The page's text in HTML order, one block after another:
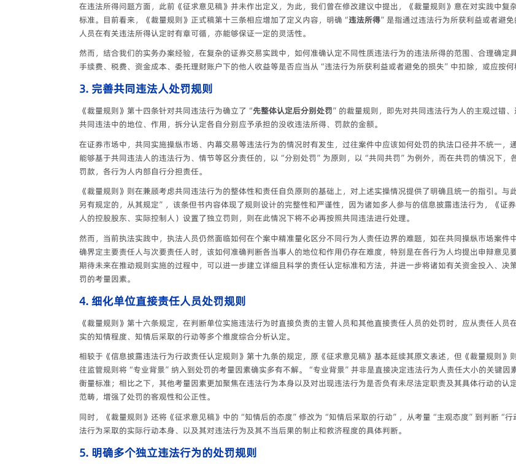
在违法所得问题方面，此前《征求意见稿》并未作出定义，为此，我们曾在修改建议中提出，《裁量规则》意在对实践中
标准。目前看来，《裁量规则》正式稿第十三条相应增加了定义内容，明确“违法所得”是指通过违法行为所获利益或者避
人员在有关违法所得认定时有章可循，亦能够保证一定的灵活性。
然而，结合我们的实务办案经验，在复杂的证券交易实践中，如何准确认定不同性质违法行为的违法所得的范围、合理确
手续费、税费、资金成本、委托理财账户下的他人收益等是否应当从“违法行为所获利益或者避免的损失”中扣除，或应按何
3. 完善共同违法人处罚规则
《裁量规则》第十四条针对共同违法行为确立了“先整体认定后分别处罚”的裁量规则，即先对共同违法行为人的主观过错
共同违法中的地位、作用，拆分认定各自分别应予承担的没收违法所得、罚款的金额。
在证券市场中，共同实施操纵市场、内幕交易等违法行为的情况时有发生，过往案件中应该如何处罚的执法口径并不统一
能够基于共同违法人的违法行为、情节等区分责任的，以“分别处罚”为原则，以“共同共罚”为例外，而在共罚的情况下，
罚款，各行为人内部自行分担责任。
《裁量规则》则在兼顾考虑共同违法行为的整体性和责任自负原则的基础上，对上述实操情况提供了明确且统一的指引。
另有规定的，从其规定”，该条但书内容体现了规则设计的完整性和严谨性，因为诸如多人参与的信息披露违法行为，《证
人的控股股东、实际控制人）设置了独立罚则，则在此情况下将不必再按照共同违法进行处理。
然而，当前执法实践中，执法人员仍然面临如何在个案中精准量化区分不同行为人责任边界的难题，如在共同操纵市场案
确界定主要责任人与次要责任人时，该如何准确判断各当事人的地位和作用仍存在难度，特别是在各行为人均提出申辩意
期待未来在推动规则实施的过程中，可以进一步建立详细且科学的责任认定标准和方法，并进一步将诸如有关资金投入、
罚的考量因素。
4. 细化单位直接责任人员处罚规则
《裁量规则》第十六条规定，在判断单位实施违法行为时直接负责的主管人员和其他直接责任人员的处罚时，应从责任人
实的知情程度、知情后采取的行动等多个维度综合分析认定。
相较于《信息披露违法行为行政责任认定规则》第十九条的规定，原《征求意见稿》基本延续其原文表述，但《裁量规则》
往监管规则将“专业背景”纳入到处罚的考量因素确实多有不解。“专业背景”并非是直接决定违法行为人责任大小的关键因
衡量标准；相比之下，其他考量因素更加聚焦在违法行为本身以及对出现违法行为是否负有未尽法定职责及其具体行动的
范畴，增强了处罚的客观性和公正性。
同时，《裁量规则》还将《征求意见稿》中的“知情后的态度”修改为“知情后采取的行动”，从考量“主观态度”到判断“
法行为采取的实际行动本身、以及其对违法行为及其不当后果的制止和救济程度的具体判断。
5. 明确多个独立违法行为的处罚规则